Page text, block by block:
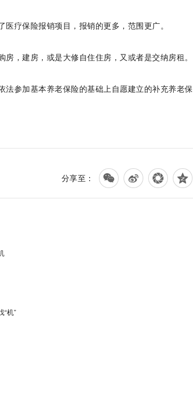
疗保险报销项目，报销的更多，范围更广。
，建房，或是大修自住住房，又或者是交纳房租。
参加基本养老保险的基础上自愿建立的补充养老保
分享至：
“机”